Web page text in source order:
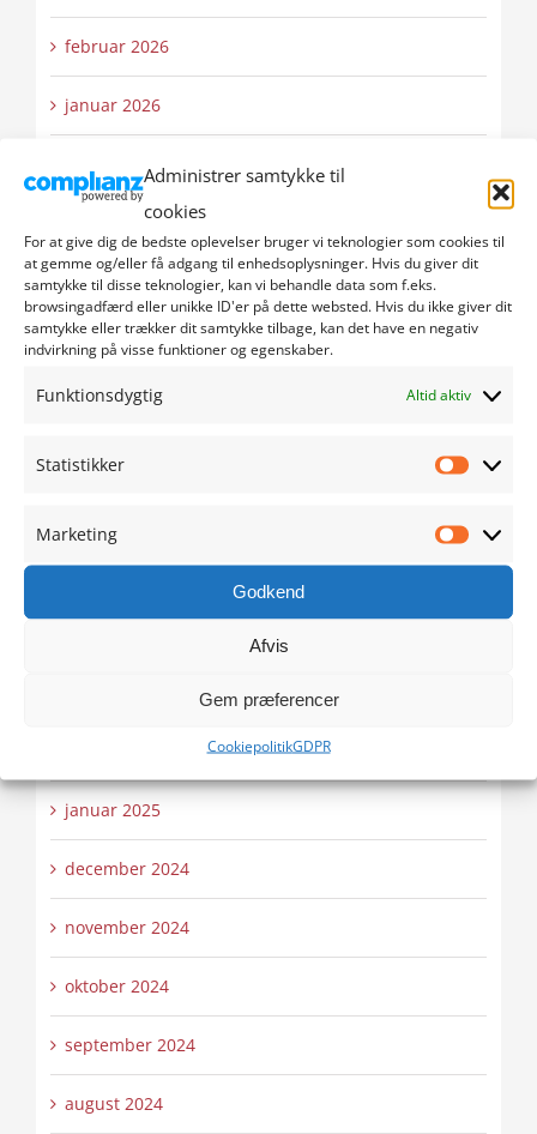
Administrer samtykke til
cookies
For at give dig de bedste oplevelser bruger vi teknologier som cookies til
at gemme og/eller få adgang til enhedsoplysninger. Hvis du giver dit
samtykke til disse teknologier, kan vi behandle data som f.eks.
browsingadfærd eller unikke ID'er på dette websted. Hvis du ikke giver dit
samtykke eller trækker dit samtykke tilbage, kan det have en negativ
indvirkning på visse funktioner og egenskaber.
Funktionsdygtig Altid aktiv
Statistikker
Marketing
Godkend
Afvis
Gem præferencer
CookiepolitikGDPR
februar 2026
januar 2026
december 2025
november 2025
oktober 2025
september 2025
august 2025
juli 2025
januar 2025
december 2024
november 2024
oktober 2024
september 2024
august 2024